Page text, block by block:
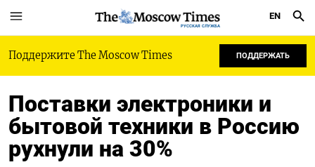
РУССКАЯ СЛУЖБА
EN
Поддержите The Moscow Times ПОДДЕРЖАТЬ
Поставки электроники и
бытовой техники в Россию
рухнули на 30%